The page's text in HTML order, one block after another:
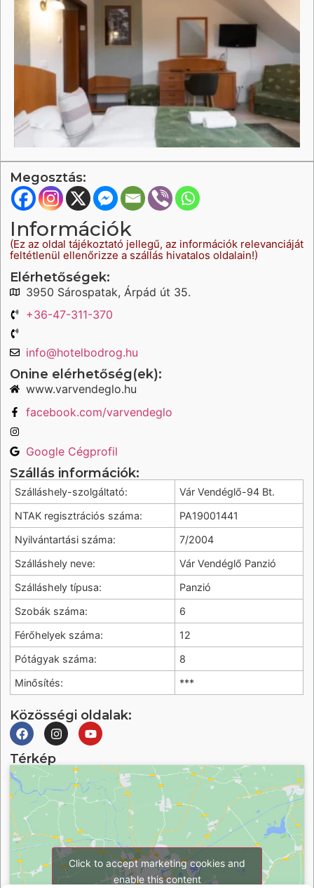
Megosztás:
Információk
(Ez az oldal tájékoztató jellegű, az információk relevanciáját
feltétlenül ellenőrizze a szállás hivatalos oldalain!)
Elérhetőségek:
3950 Sárospatak, Árpád út 35.
+36-47-311-370
info@hotelbodrog.hu
Onine elérhetőség(ek):
www.varvendeglo.hu
facebook.com/varvendeglo
Google Cégprofil
Szállás információk:
Szálláshely-szolgáltató:
Vár Vendéglő-94 Bt.
NTAK regisztrációs száma:
PA19001441
Nyilvántartási száma:
7/2004
Szálláshely neve:
Vár Vendéglő Panzió
Szálláshely típusa:
Panzió
Szobák száma:
6
Férőhelyek száma:
12
Pótágyak száma:
8
Minősítés:
***
Közösségi oldalak:
Térkép
Click to accept marketing cookies and
enable this content